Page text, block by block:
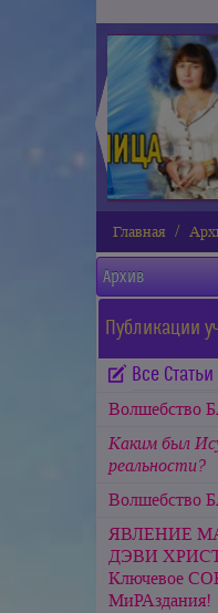
◄
Главная
Архив
Публикации
Все
Волшебство
Каким был
реальности?
Волшебство
ЯВЛЕНИЕ
ДЭВИ
Ключевое
МиРАздания!